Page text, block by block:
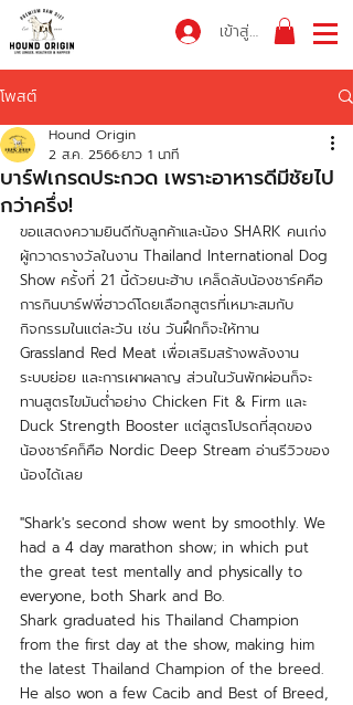
เข้าสู่ระบบ
โพสต์
บาร์ฟเกรดประกวด เพราะอาหารดีมีชัยไป
กว่าครึ่ง!
Hound Origin
2 ส.ค. 2566ยาว 1 นาที
ขอแสดงความยินดีกับลูกค้าและน้อง SHARK คนเก่ง
ผู้กวาดรางวัลในงาน Thailand International Dog
Show ครั้งที่ 21 นี้ด้วยนะฮ้าบ เคล็ดลับน้องชาร์คคือ
การกินบาร์ฟพี่ฮาวด์โดยเลือกสูตรที่เหมาะสมกับ
กิจกรรมในแต่ละวัน เช่น วันฝึกก็จะให้ทาน
Grassland Red Meat เพื่อเสริมสร้างพลังงาน
ระบบย่อย และการเผาผลาญ ส่วนในวันพักผ่อนก็จะ
ทานสูตรไขมันต่ำอย่าง Chicken Fit & Firm และ
Duck Strength Booster แต่สูตรโปรดที่สุดของ
น้องชาร์คก็คือ Nordic Deep Stream อ่านรีวิวของ
น้องได้เลย
"Shark's second show went by smoothly. We
had a 4 day marathon show; in which put
the great test mentally and physically to
everyone, both Shark and Bo.
Shark graduated his Thailand Champion
from the first day at the show, making him
the latest Thailand Champion of the breed.
He also won a few Cacib and Best of Breed,